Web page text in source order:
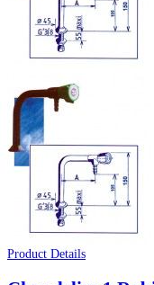
Product Details